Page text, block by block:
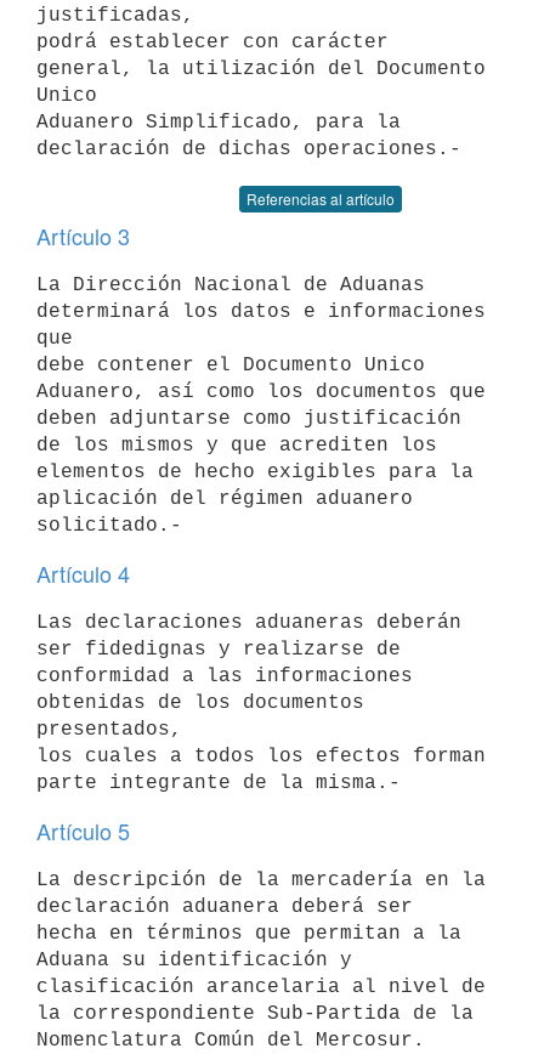
justificadas,
podrá establecer con carácter
general, la utilización del Documento
Unico
Aduanero Simplificado, para la
Referencias al artículo
Artículo 3
La Dirección Nacional de Aduanas
determinará los datos e informaciones
que
debe contener el Documento Unico
Aduanero, así como los documentos que
deben adjuntarse como justificación
de los mismos y que acrediten los
elementos de hecho exigibles para la
aplicación del régimen aduanero
Artículo 4
Las declaraciones aduaneras deberán
ser fidedignas y realizarse de
conformidad a las informaciones
obtenidas de los documentos
presentados,
los cuales a todos los efectos forman
Artículo 5
La descripción de la mercadería en la
declaración aduanera deberá ser
hecha en términos que permitan a la
Aduana su identificación y
clasificación arancelaria al nivel de
la correspondiente Sub-Partida de la
Nomenclatura Común del Mercosur.